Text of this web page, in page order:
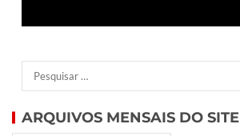
ARQUIVOS MENSAIS DO SITE